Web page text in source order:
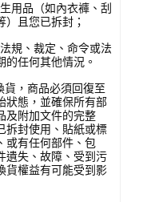
用品（如內衣褲、刮
）且您已拆封；
規、裁定、命令或法
的任何其他情況。
貨，商品必須回復至
狀態，並確保所有部
及附加文件的完整
拆封使用、貼紙或標
或有任何部件、包
遺失、故障、受到污
貨權益有可能受到影